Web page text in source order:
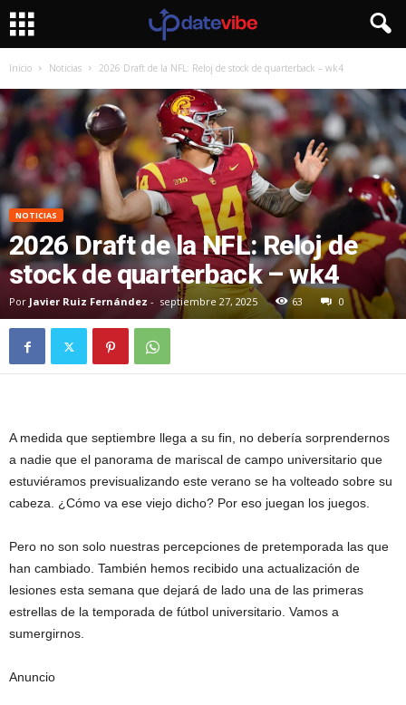
Inicio Noticias 2026 Draft de la NFL: Reloj de stock de quarterback – wk4
NOTICIAS
2026 Draft de la NFL: Reloj de
stock de quarterback – wk4
Por Javier Ruiz Fernández - septiembre 27, 2025 63 0
A medida que septiembre llega a su fin, no debería sorprendernos
a nadie que el panorama de mariscal de campo universitario que
estuviéramos previsualizando este verano se ha volteado sobre su
cabeza. ¿Cómo va ese viejo dicho? Por eso juegan los juegos.
Pero no son solo nuestras percepciones de pretemporada las que
han cambiado. También hemos recibido una actualización de
lesiones esta semana que dejará de lado una de las primeras
estrellas de la temporada de fútbol universitario. Vamos a
sumergirnos.
Anuncio